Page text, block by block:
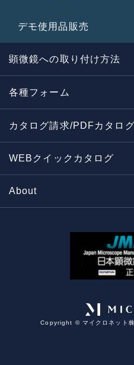
デモ使用品販売
顕微鏡への取り付け方法
各種フォーム
カタログ請求/PDFカタログ
WEBクイックカタログ
About
Copyright ©︎ マイクロネット